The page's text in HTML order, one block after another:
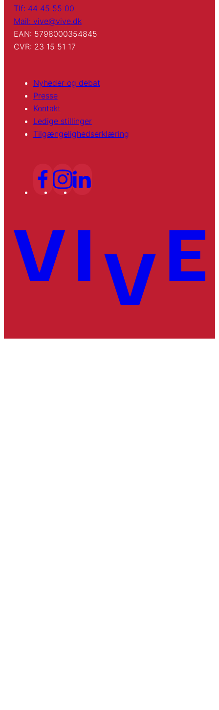
Tlf: 44 45 55 00
Mail: vive@vive.dk
EAN: 5798000354845
CVR: 23 15 51 17
Nyheder og debat
Presse
Kontakt
Ledige stillinger
Tilgængelighedserklæring